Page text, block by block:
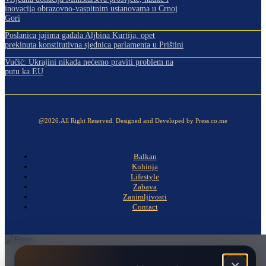
inovacija obrazovno-vaspitnim ustanovama u Crnoj
Gori
Poslanica jajima gađala Aljbina Kurtija, opet
prekinuta konstitutivna sjednica parlamenta u Prištini
Vučić: Ukrajini nikada nećemo praviti problem na
putu ka EU
@2026.All Right Reserved. Designed and Developed by Press.co.me
Balkan
Kuhinja
Lifestyle
Zabava
Zanimljivosti
Contact